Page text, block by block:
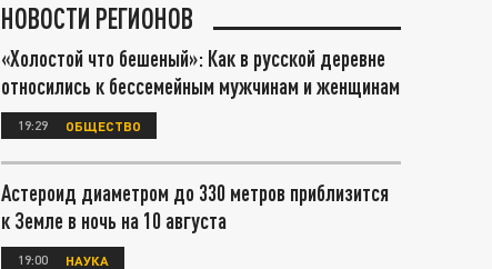
НОВОСТИ РЕГИОНОВ
«Холостой что бешеный»: Как в русской деревне
относились к бессемейным мужчинам и женщинам
19:29 ОБЩЕСТВО
Астероид диаметром до 330 метров приблизится
к Земле в ночь на 10 августа
19:00 НАУКА